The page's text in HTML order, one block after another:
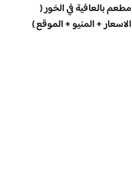
مطعم بالعافية في الخور (
الاسعار + المنيو + الموقع )